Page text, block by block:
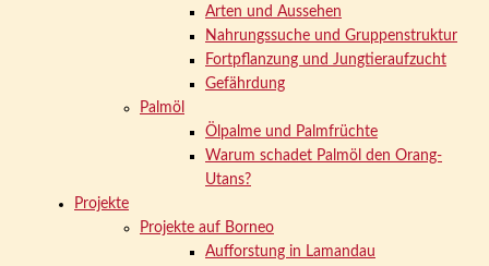
Arten und Aussehen
Nahrungssuche und Gruppenstruktur
Fortpflanzung und Jungtieraufzucht
Gefährdung
Palmöl
Ölpalme und Palmfrüchte
Warum schadet Palmöl den Orang-
Utans?
Projekte
Projekte auf Borneo
Aufforstung in Lamandau